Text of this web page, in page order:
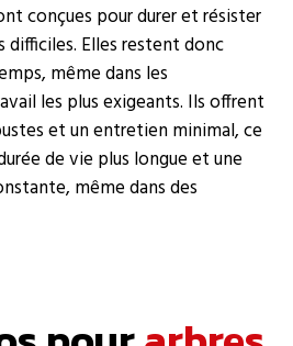
conçues pour durer et résister
difficiles. Elles restent donc
même dans les
les plus exigeants. Ils offrent
et un entretien minimal, ce
de vie plus longue et une
même dans des